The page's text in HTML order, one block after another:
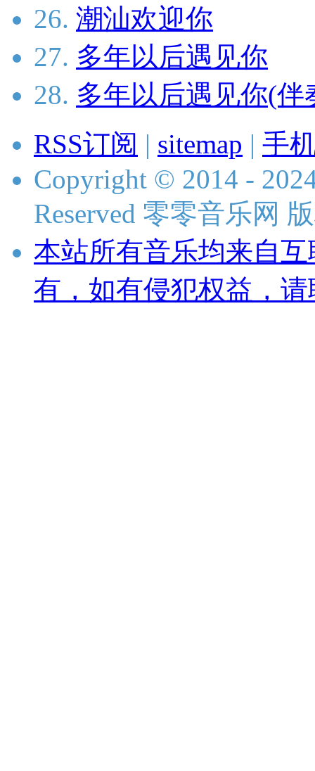
26. 潮汕欢迎你
27. 多年以后遇见你
28. 多年以后遇见你(伴
RSS订阅 | sitemap | 手
Copyright © 2014 -
Reserved 零零音乐网
本站所有音乐均来自
有，如有侵犯权益，